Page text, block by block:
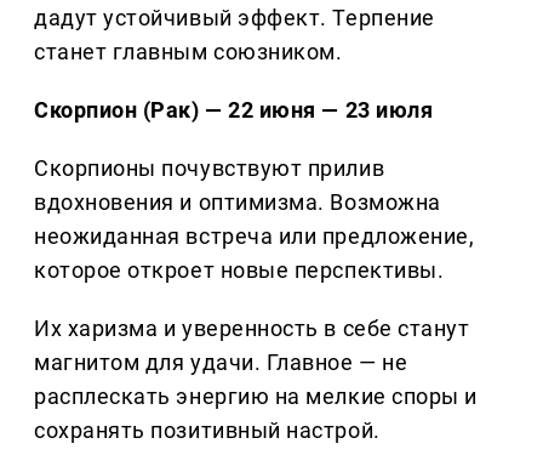
дадут устойчивый эффект. Терпение
станет главным союзником.
Скорпион (Рак) — 22 июня — 23 июля
Скорпионы почувствуют прилив
вдохновения и оптимизма. Возможна
неожиданная встреча или предложение,
которое откроет новые перспективы.
Их харизма и уверенность в себе станут
магнитом для удачи. Главное — не
расплескать энергию на мелкие споры и
сохранять позитивный настрой.